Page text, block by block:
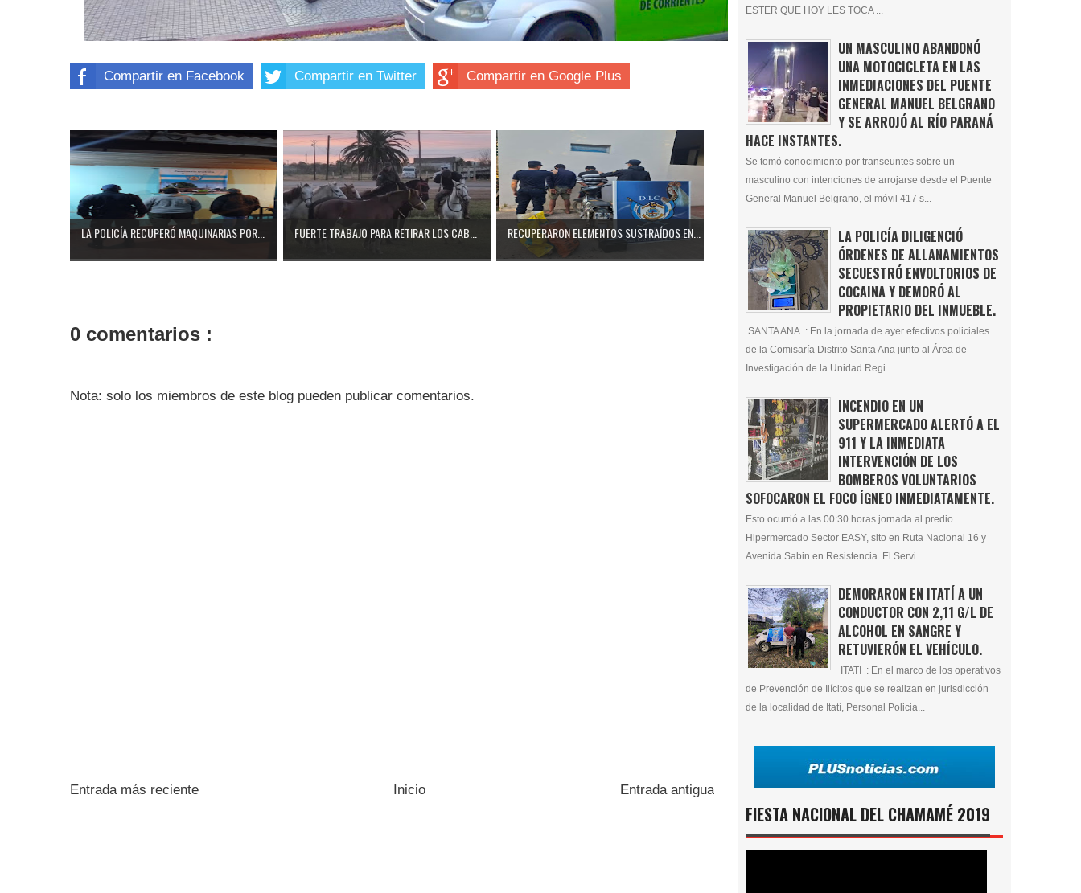
Compartir en Facebook Compartir en Twitter Compartir en Google Plus
LA POLICÍA RECUPERÓ MAQUINARIAS POR... FUERTE TRABAJO PARA RETIRAR LOS CAB... RECUPERARON ELEMENTOS SUSTRAÍDOS EN...
0 comentarios :
Nota: solo los miembros de este blog pueden publicar comentarios.
Entrada más reciente Entrada antigua
Inicio
ESTER QUE HOY LES TOCA ...
UN MASCULINO ABANDONÓ
UNA MOTOCICLETA EN LAS
INMEDIACIONES DEL PUENTE
GENERAL MANUEL BELGRANO
Y SE ARROJÓ AL RÍO PARANÁ
HACE INSTANTES.
Se tomó conocimiento por transeuntes sobre un
masculino con intenciones de arrojarse desde el Puente
General Manuel Belgrano, el móvil 417 s...
LA POLICÍA DILIGENCIÓ
ÓRDENES DE ALLANAMIENTOS
SECUESTRÓ ENVOLTORIOS DE
COCAINA Y DEMORÓ AL
PROPIETARIO DEL INMUEBLE.
SANTA ANA : En la jornada de ayer efectivos policiales
de la Comisaría Distrito Santa Ana junto al Área de
Investigación de la Unidad Regi...
INCENDIO EN UN
SUPERMERCADO ALERTÓ A EL
911 Y LA INMEDIATA
INTERVENCIÓN DE LOS
BOMBEROS VOLUNTARIOS
SOFOCARON EL FOCO ÍGNEO INMEDIATAMENTE.
Esto ocurrió a las 00:30 horas jornada al predio
Hipermercado Sector EASY, sito en Ruta Nacional 16 y
Avenida Sabin en Resistencia. El Servi...
DEMORARON EN ITATÍ A UN
CONDUCTOR CON 2,11 G/L DE
ALCOHOL EN SANGRE Y
RETUVIERÓN EL VEHÍCULO.
ITATI : En el marco de los operativos
de Prevención de Ilícitos que se realizan en jurisdicción
de la localidad de Itatí, Personal Policia...
FIESTA NACIONAL DEL CHAMAMÉ 2019